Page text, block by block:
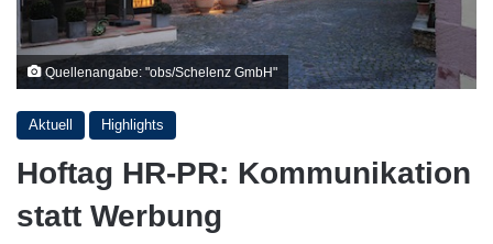
Quellenangabe: "obs/Schelenz GmbH"
Aktuell Highlights
Hoftag HR-PR: Kommunikation
statt Werbung